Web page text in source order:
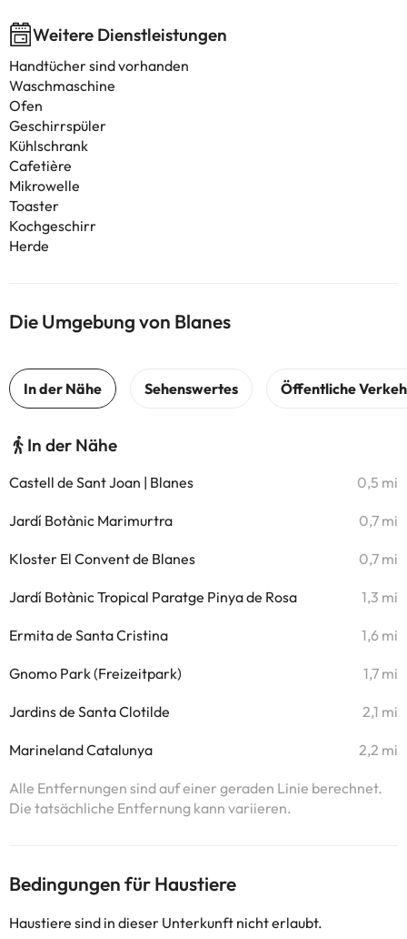
Weitere Dienstleistungen
Handtücher sind vorhanden
Waschmaschine
Ofen
Geschirrspüler
Kühlschrank
Cafetière
Mikrowelle
Toaster
Kochgeschirr
Herde
Die Umgebung von Blanes
In der Nähe
Castell de Sant Joan | Blanes 0,5 mi
Jardí Botànic Marimurtra 0,7 mi
Kloster El Convent de Blanes 0,7 mi
Jardí Botànic Tropical Paratge Pinya de Rosa 1,3 mi
Ermita de Santa Cristina 1,6 mi
Gnomo Park (Freizeitpark) 1,7 mi
Jardins de Santa Clotilde 2,1 mi
Marineland Catalunya 2,2 mi
Alle Entfernungen sind auf einer geraden Linie berechnet.
Die tatsächliche Entfernung kann variieren.
Bedingungen für Haustiere
Haustiere sind in dieser Unterkunft nicht erlaubt.